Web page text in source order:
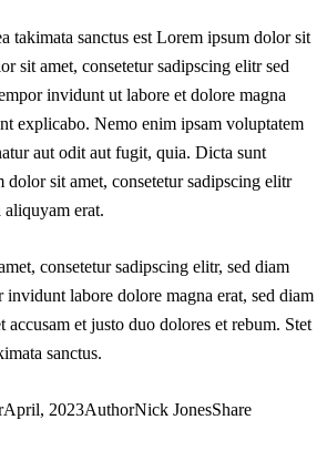
takimata sanctus est Lorem ipsum dolor sit
sit amet, consetetur sadipscing elitr sed
invidunt ut labore et dolore magna
explicabo. Nemo enim ipsam voluptatem
aut odit aut fugit, quia. Dicta sunt
sit amet, consetetur sadipscing elitr
aliquyam erat.
consetetur sadipscing elitr, sed diam
labore dolore magna erat, sed diam
accusam et justo duo dolores et rebum. Stet
sanctus.
April, 2023AuthorNick JonesShare